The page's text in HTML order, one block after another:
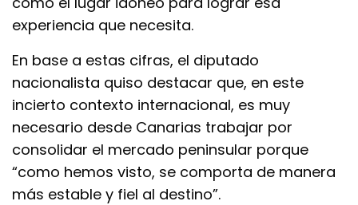
experiencia que necesita.
En base a estas cifras, el diputado
nacionalista quiso destacar que, en este
incierto contexto internacional, es muy
necesario desde Canarias trabajar por
consolidar el mercado peninsular porque
“como hemos visto, se comporta de manera
más estable y fiel al destino”.